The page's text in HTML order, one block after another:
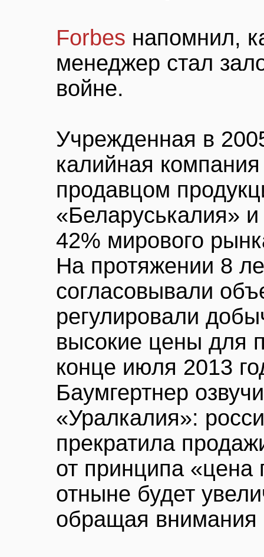
Forbes напомнил,
менеджер стал
войне.
Учрежденная в
калийная
продавцом
«Беларуськалия»
42% мирового
На протяжении 8
согласовывали
регулировали
высокие цены для
конце июля 2013
Баумгертнер
«Уралкалия»:
прекратила
от принципа
отныне будет
обращая